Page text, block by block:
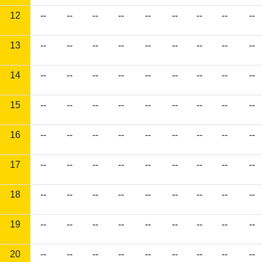
12 -- -- -- -- -- -- -- -- --
13 -- -- -- -- -- -- -- -- --
14 -- -- -- -- -- -- -- -- --
15 -- -- -- -- -- -- -- -- --
16 -- -- -- -- -- -- -- -- --
17 -- -- -- -- -- -- -- -- --
18 -- -- -- -- -- -- -- -- --
19 -- -- -- -- -- -- -- -- --
20 -- -- -- -- -- -- -- -- --